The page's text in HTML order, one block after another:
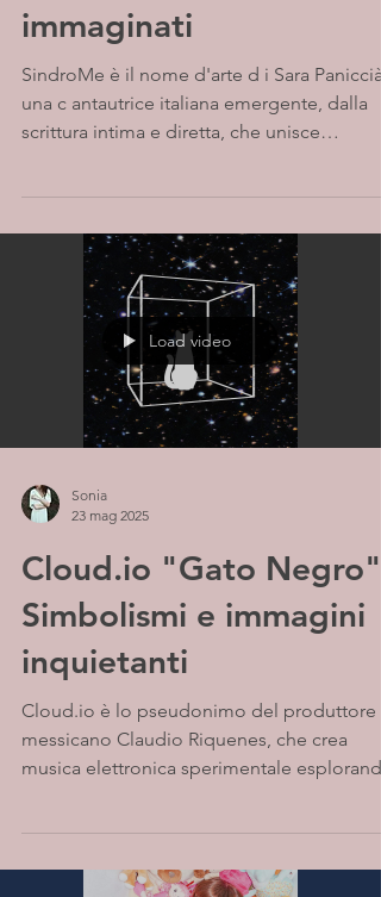
immaginati
SindroMe è il nome d'arte d i Sara Paniccià,
una c antautrice italiana emergente, dalla
scrittura intima e diretta, che unisce
Load video
Sonia
23 mag 2025
Cloud.io "Gato Negro" -
Simbolismi e immagini
inquietanti
Cloud.io è lo pseudonimo del produttore
messicano Claudio Riquenes, che crea
musica elettronica sperimentale